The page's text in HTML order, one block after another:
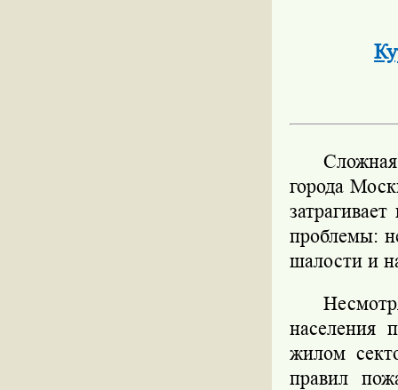
города
проблемы:
шалости и
населения
жилом
правил